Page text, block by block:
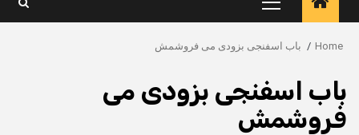
Primary
Menu
Home باب اسفنجی بزودی می فروشمش
باب اسفنجی بزودی می
فروشمش